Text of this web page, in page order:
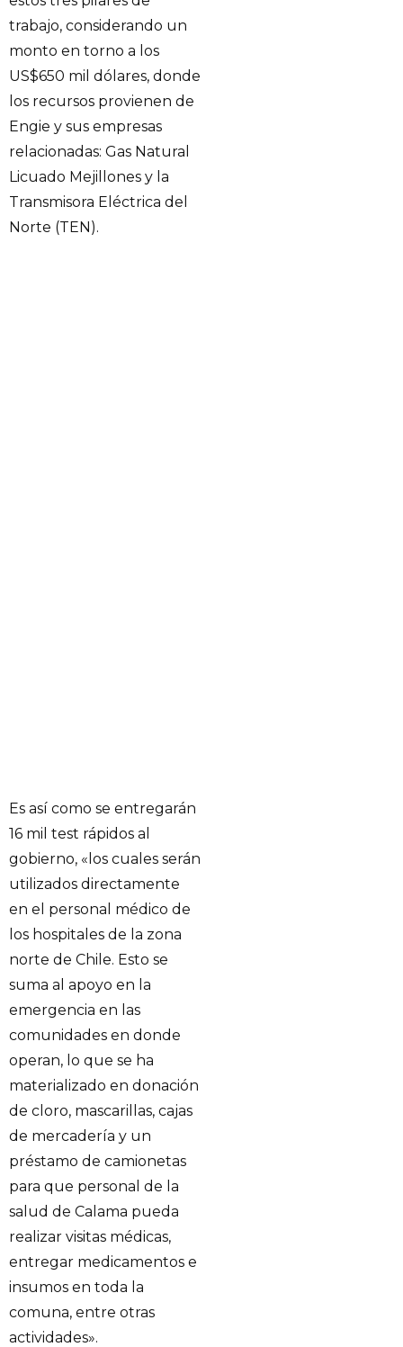
trabajo, considerando un
monto en torno a los
US$650 mil dólares, donde
los recursos provienen de
Engie y sus empresas
relacionadas: Gas Natural
Licuado Mejillones y la
Transmisora Eléctrica del
Norte (TEN).
Es así como se entregarán
16 mil test rápidos al
gobierno, «los cuales serán
utilizados directamente
en el personal médico de
los hospitales de la zona
norte de Chile. Esto se
suma al apoyo en la
emergencia en las
comunidades en donde
operan, lo que se ha
materializado en donación
de cloro, mascarillas, cajas
de mercadería y un
préstamo de camionetas
para que personal de la
salud de Calama pueda
realizar visitas médicas,
entregar medicamentos e
insumos en toda la
comuna, entre otras
actividades».